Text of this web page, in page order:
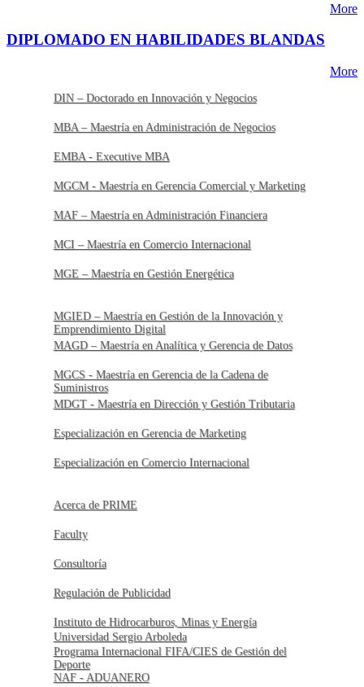
More
DIPLOMADO EN HABILIDADES BLANDAS
More
DIN – Doctorado en Innovación y Negocios
MBA – Maestría en Administración de Negocios
EMBA - Executive MBA
MGCM - Maestría en Gerencia Comercial y Marketing
MAF – Maestría en Administración Financiera
MCI – Maestría en Comercio Internacional
MGE – Maestría en Gestión Energética
MGIED – Maestría en Gestión de la Innovación y
Emprendimiento Digital
MAGD – Maestría en Analítica y Gerencia de Datos
MGCS - Maestría en Gerencia de la Cadena de
Suministros
MDGT - Maestría en Dirección y Gestión Tributaria
Especialización en Gerencia de Marketing
Especialización en Comercio Internacional
Acerca de PRIME
Faculty
Consultoría
Regulación de Publicidad
Instituto de Hidrocarburos, Minas y Energía
Universidad Sergio Arboleda
Programa Internacional FIFA/CIES de Gestión del
Deporte
NAF - ADUANERO